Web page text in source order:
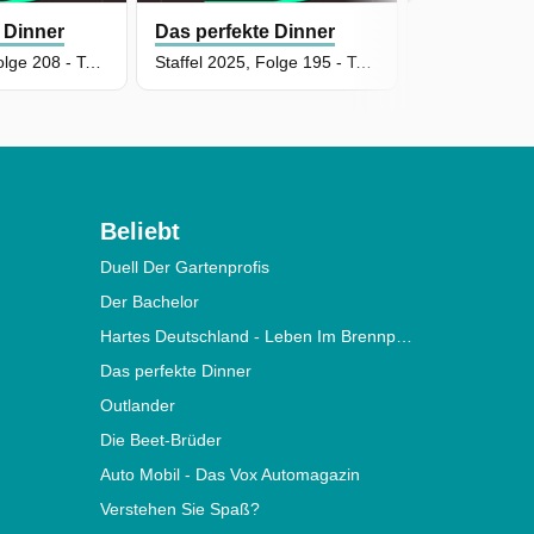
Dinner
Staffel 2026, Folge 208 - Tag 5: Sascha, Hannover
Das perfekte Dinner
Staffel 2025, Folge 195 - Tag 2: Jürgen, Würzburg
Beliebt
Duell Der Gartenprofis
Der Bachelor
Hartes Deutschland - Leben Im Brennpunkt
Das perfekte Dinner
Outlander
Die Beet-Brüder
Auto Mobil - Das Vox Automagazin
Verstehen Sie Spaß?